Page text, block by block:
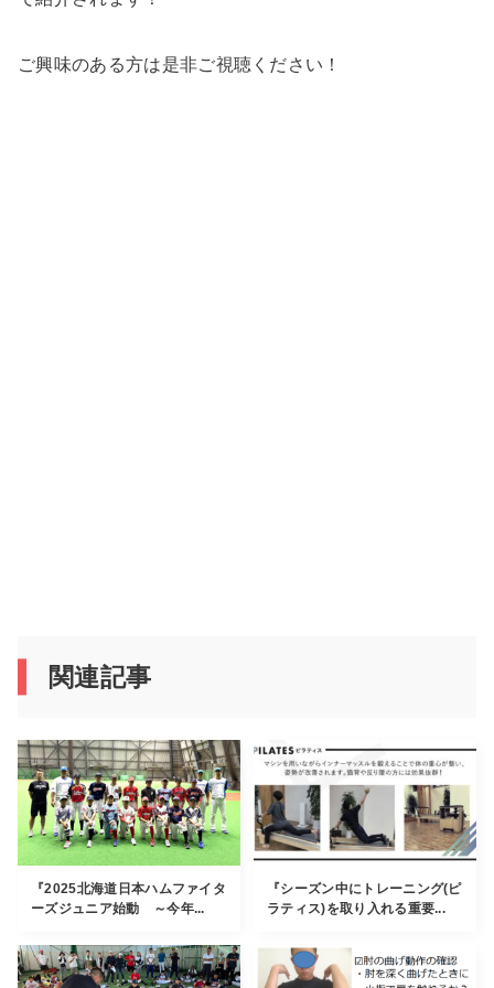
ご興味のある方は是非ご視聴ください！
関連記事
『2025北海道日本ハムファイタ
ーズジュニア始動 ～今年...
『シーズン中にトレーニング(ピ
ラティス)を取り入れる重要...